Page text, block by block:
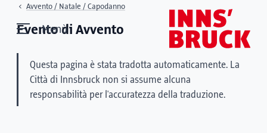
Menù
Avvento / Natale / Capodanno
Evento di Avvento
Questa pagina è stata tradotta automaticamente. La
Città di Innsbruck non si assume alcuna
responsabilità per l'accuratezza della traduzione.